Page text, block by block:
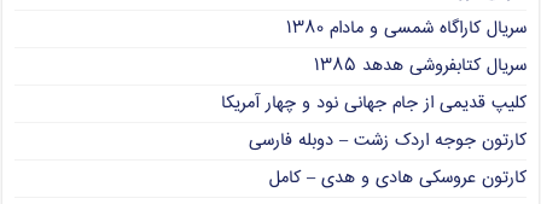
سریال کاراگاه شمسی و مادام ۱۳۸۰
سریال کتابفروشی هدهد ۱۳۸۵
کلیپ قدیمی از جام جهانی نود و چهار آمریکا
کارتون جوجه اردک زشت – دوبله فارسی
کارتون عروسکی هادی و هدی – کامل